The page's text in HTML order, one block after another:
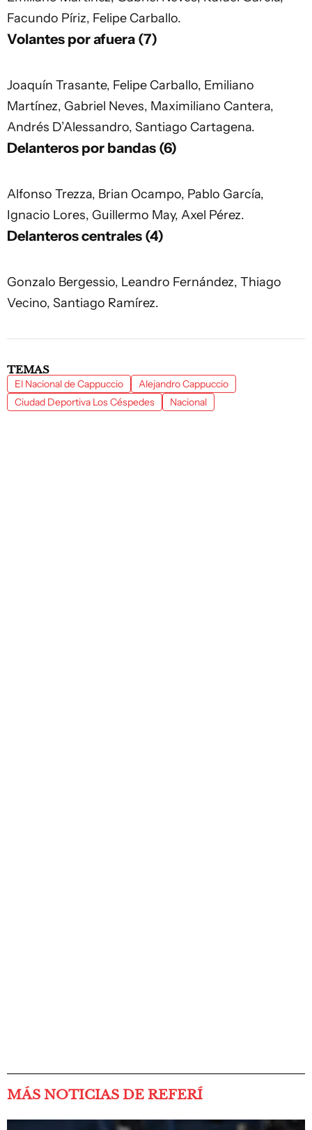
Facundo Píriz, Felipe Carballo.
Volantes por afuera (7)
Joaquín Trasante, Felipe Carballo, Emiliano
Martínez, Gabriel Neves, Maximiliano Cantera,
Andrés D’Alessandro, Santiago Cartagena.
Delanteros por bandas (6)
Alfonso Trezza, Brian Ocampo, Pablo García,
Ignacio Lores, Guillermo May, Axel Pérez.
Delanteros centrales (4)
Gonzalo Bergessio, Leandro Fernández, Thiago
Vecino, Santiago Ramírez.
TEMAS
El Nacional de Cappuccio
Alejandro Cappuccio
Ciudad Deportiva Los Céspedes
Nacional
MÁS NOTICIAS DE REFERÍ